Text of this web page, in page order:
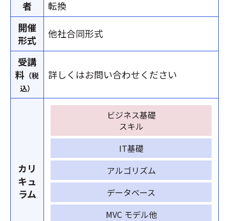
者
転換
開催
形式
他社合同形式
受講
料 （税
込）
詳しくはお問い合わせください
カリ
キュ
ラム
ビジネス基礎
スキル
IT基礎
アルゴリズム
データベース
MVC モデル他